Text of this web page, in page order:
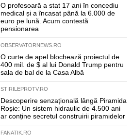
O profesoară a stat 17 ani în concediu
medical și a încasat până la 6.000 de
euro pe lună. Acum contestă
pensionarea
OBSERVATORNEWS.RO
O curte de apel blochează proiectul de
400 mil. de $ al lui Donald Trump pentru
sala de bal de la Casa Albă
STIRILEPROTV.RO
Descoperire senzațională lângă Piramida
Roșie: Un sistem hidraulic de 4.500 ani
ar conține secretul construirii piramidelor
FANATIK.RO